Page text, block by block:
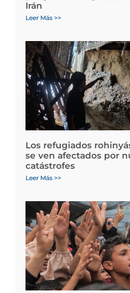
Irán
Leer Más >>
Los refugiados
se ven afectados por
catástrofes
Leer Más >>